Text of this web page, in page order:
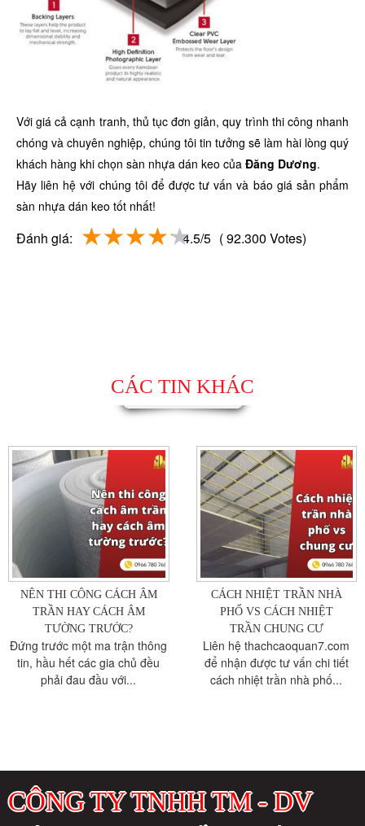
Với giá cả cạnh tranh, thủ tục đơn giản, quy trình thi công nhanh
chóng và chuyên nghiệp, chúng tôi tin tưởng sẽ làm hài lòng quý
khách hàng khi chọn sàn nhựa dán keo của Đăng Dương.
Hãy liên hệ với chúng tôi để được tư vấn và báo giá sản phẩm
sàn nhựa dán keo tốt nhất!
Đánh giá: 4.5/5 ( 92.300 Votes)
CÁC TIN KHÁC
NÊN THI CÔNG CÁCH ÂM
TRẦN HAY CÁCH ÂM
TƯỜNG TRƯỚC?
Đứng trước một ma trận thông
tin, hầu hết các gia chủ đều
phải đau đầu với...
CÁCH NHIỆT TRẦN NHÀ
PHỐ VS CÁCH NHIỆT
TRẦN CHUNG CƯ
Liên hệ thachcaoquan7.com
để nhận được tư vấn chi tiết
cách nhiệt trần nhà phố...
CÔNG TY TNHH TM - DV